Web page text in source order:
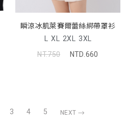
瞬涼冰肌萊賽爾蕾絲綁帶罩衫
L XL 2XL 3XL
NT.750
NTD.660
3 4 5 NEXT